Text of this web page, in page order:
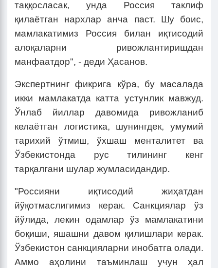
таққосласак, унда Россия таклиф
қилаётган нархлар анча паст. Шу боис,
мамлакатимиз Россия билан иқтисодий
алоқаларни ривожлантиришдан
манфаатдор", - деди Ҳасанов.
Экспертнинг фикрига кўра, бу масалада
икки мамлакатда катта устунлик мавжуд.
Ўнлаб йиллар давомида ривожланиб
келаётган логистика, шунингдек, умумий
тарихий ўтмиш, ўхшаш менталитет ва
Ўзбекистонда рус тилининг кенг
тарқалгани шулар жумласидандир.
"Россияни иқтисодий жиҳатдан
йўқотмаслигимиз керак. Санкциялар ўз
йўлида, лекин одамлар ўз мамлакатини
боқиши, яшашни давом қилишлари керак.
Ўзбекистон санкцияларни инобатга олади.
Аммо аҳолини таъминлаш учун ҳал